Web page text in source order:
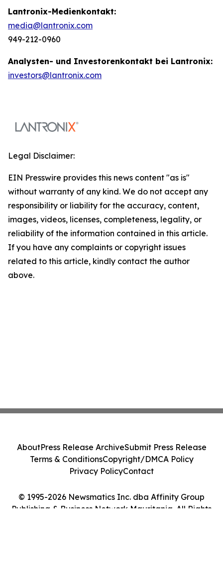
Lantronix-Medienkontakt:
media@lantronix.com
949-212-0960
Analysten- und Investorenkontakt bei Lantronix:
investors@lantronix.com
Legal Disclaimer:
EIN Presswire provides this news content "as is"
without warranty of any kind. We do not accept any
responsibility or liability for the accuracy, content,
images, videos, licenses, completeness, legality, or
reliability of the information contained in this article.
If you have any complaints or copyright issues
related to this article, kindly contact the author
above.
© 1995-2026 Newsmatics Inc. dba Affinity Group
Publishing & Business Network Mauritania. All Rights
AboutPress Release ArchiveSubmit Press Release
Terms & ConditionsCopyright/DMCA Policy
Privacy PolicyContact